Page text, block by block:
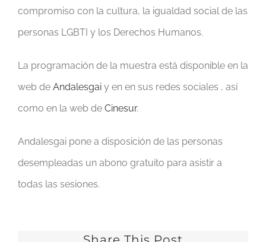
compromiso con la cultura, la igualdad social de las
personas LGBTI y los Derechos Humanos.
La programación de la muestra está disponible en la
web de Andalesgai y en en sus redes sociales , así
como en la web de Cinesur.
Andalesgai pone a disposición de las personas
desempleadas un abono gratuito para asistir a
todas las sesiones.